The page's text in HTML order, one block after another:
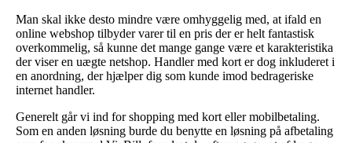
Man skal ikke desto mindre være omhyggelig med, at ifald en
online webshop tilbyder varer til en pris der er helt fantastisk
overkommelig, så kunne det mange gange være et karakteristika
der viser en uægte netshop. Handler med kort er dog inkluderet i
en anordning, der hjælper dig som kunde imod bedrageriske
internet handler.
Generelt går vi ind for shopping med kort eller mobilbetaling.
Som en anden løsning burde du benytte en løsning på afbetaling